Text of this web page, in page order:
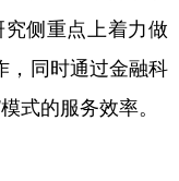
侧重点上着力做
，同时通过金融科
式的服务效率。